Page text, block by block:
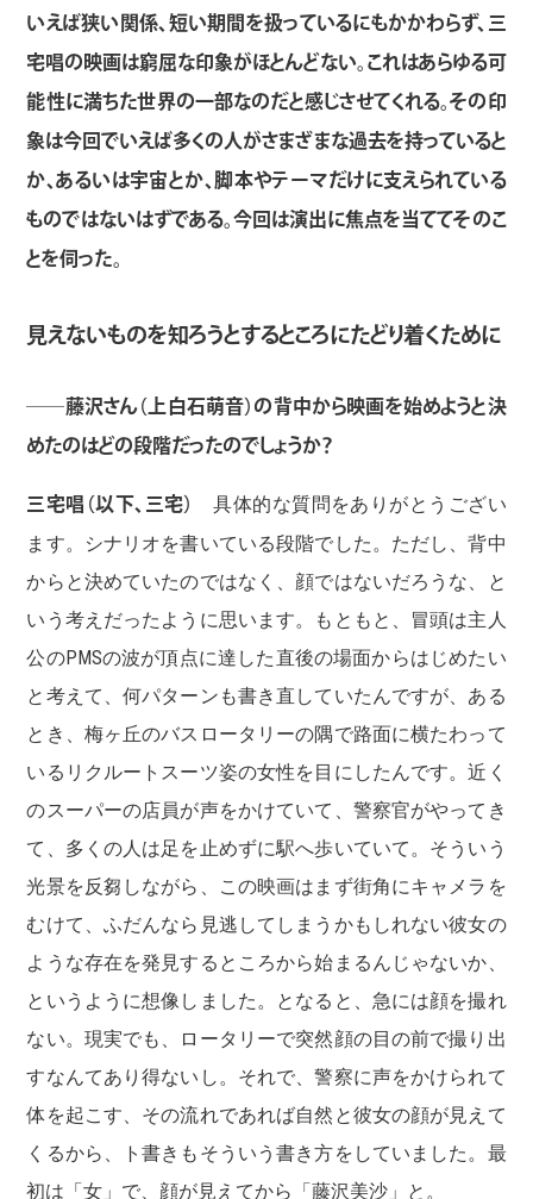
いえば狭い関係、短い期間を扱っているにもかかわらず、三
宅唱の映画は窮屈な印象がほとんどない。これはあらゆる可
能性に満ちた世界の一部なのだと感じさせてくれる。その印
象は今回でいえば多くの人がさまざまな過去を持っていると
か、あるいは宇宙とか、脚本やテーマだけに支えられている
ものではないはずである。今回は演出に焦点を当ててそのこ
とを伺った。
見えないものを知ろうとするところにたどり着くために
──藤沢さん（上白石萌音）の背中から映画を始めようと決
めたのはどの段階だったのでしょうか？
三宅唱（以下、三宅）
具体的な質問をありがとうござい
ます。シナリオを書いている段階でした。ただし、背中
からと決めていたのではなく、顔ではないだろうな、と
いう考えだったように思います。もともと、冒頭は主人
公のPMSの波が頂点に達した直後の場面からはじめたい
と考えて、何パターンも書き直していたんですが、ある
とき、梅ヶ丘のバスロータリーの隅で路面に横たわって
いるリクルートスーツ姿の女性を目にしたんです。近く
のスーパーの店員が声をかけていて、警察官がやってき
て、多くの人は足を止めずに駅へ歩いていて。そういう
光景を反芻しながら、この映画はまず街角にキャメラを
むけて、ふだんなら見逃してしまうかもしれない彼女の
ような存在を発見するところから始まるんじゃないか、
というように想像しました。となると、急には顔を撮れ
ない。現実でも、ロータリーで突然顔の目の前で撮り出
すなんてあり得ないし。それで、警察に声をかけられて
体を起こす、その流れであれば自然と彼女の顔が見えて
くるから、ト書きもそういう書き方をしていました。最
初は「女」で、顔が見えてから「藤沢美沙」と。